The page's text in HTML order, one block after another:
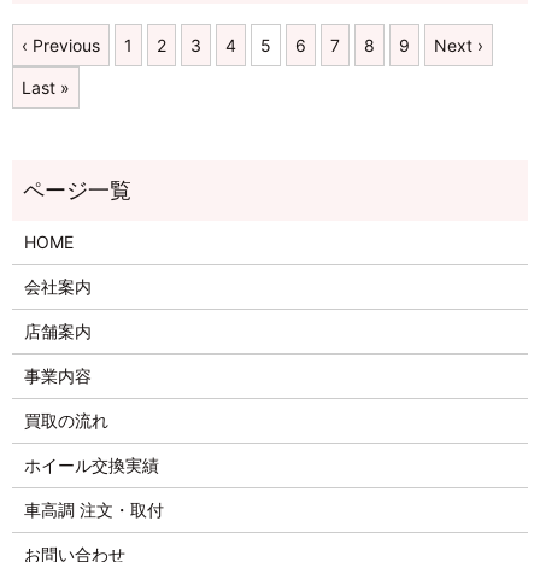
‹ Previous 1 2 3 4 5 6 7 8 9 Next ›
Last »
HOME
会社案内
店舗案内
事業内容
買取の流れ
ホイール交換実績
車高調 注文・取付
お問い合わせ